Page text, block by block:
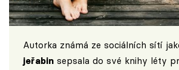
Autorka známá ze sociálních sítí
jeřabinsepsala do své knihy léty